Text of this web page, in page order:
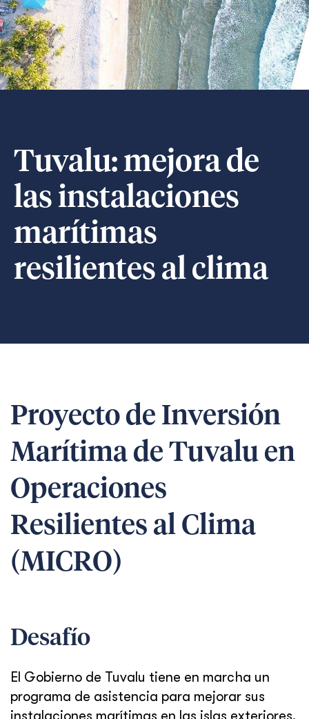
Tuvalu: mejora de
las instalaciones
marítimas
resilientes al clima
Proyecto de Inversión
Marítima de Tuvalu en
Operaciones
Resilientes al Clima
(MICRO)
Desafío
El Gobierno de Tuvalu tiene en marcha un
programa de asistencia para mejorar sus